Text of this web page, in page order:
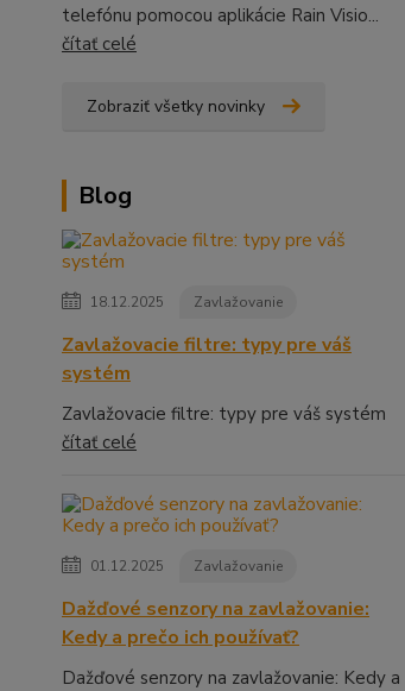
telefónu pomocou aplikácie Rain Visio...
čítať celé
Zobraziť všetky novinky
Blog
18.12.2025 Zavlažovanie
Zavlažovacie filtre: typy pre váš
systém
Zavlažovacie filtre: typy pre váš systém
čítať celé
01.12.2025 Zavlažovanie
Dažďové senzory na zavlažovanie:
Kedy a prečo ich používať?
Dažďové senzory na zavlažovanie: Kedy a